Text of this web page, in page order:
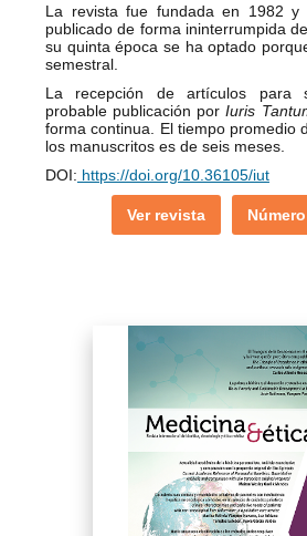
La revista fue fundada en 1982 y
publicado de forma ininterrumpida
su quinta época se ha optado
semestral.
La recepción de artículos para
probable publicación porIuris
forma continua. El tiempo promedio
los manuscritos es de seis meses.
DOI: https://doi.org/10.36105/iut
Ver revista